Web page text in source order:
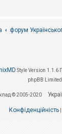
форум
Style Version 1.1.6
phpBB Limited
© 2005-2020
Конфіденційність|